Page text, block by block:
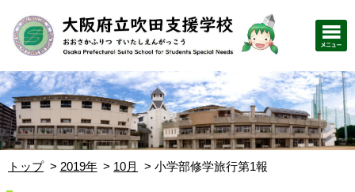
トップ 2019年 10月 小学部修学旅行第1報